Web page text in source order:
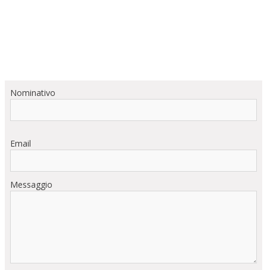
Nominativo
Email
Messaggio